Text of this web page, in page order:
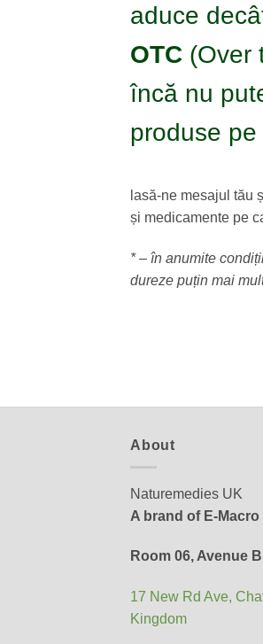
aduce
OTC (Over
încă nu
produse
lasă-ne mesajul tău
și medicamente pe
* – în anumite
dureze puțin mai
About
Naturemedies UK
A brand of E-
Room 06, Avenue
17 New Rd Ave,
Kingdom